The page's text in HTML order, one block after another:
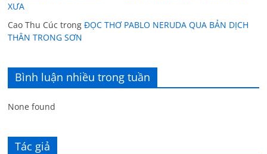
XƯA
Cao Thu Cúc trongĐỌC THƠ PABLO NERUDA QUA BẢN DỊCH
THÂN TRONG SƠN
Bình luận nhiều trong tuần
None found
Tác giả